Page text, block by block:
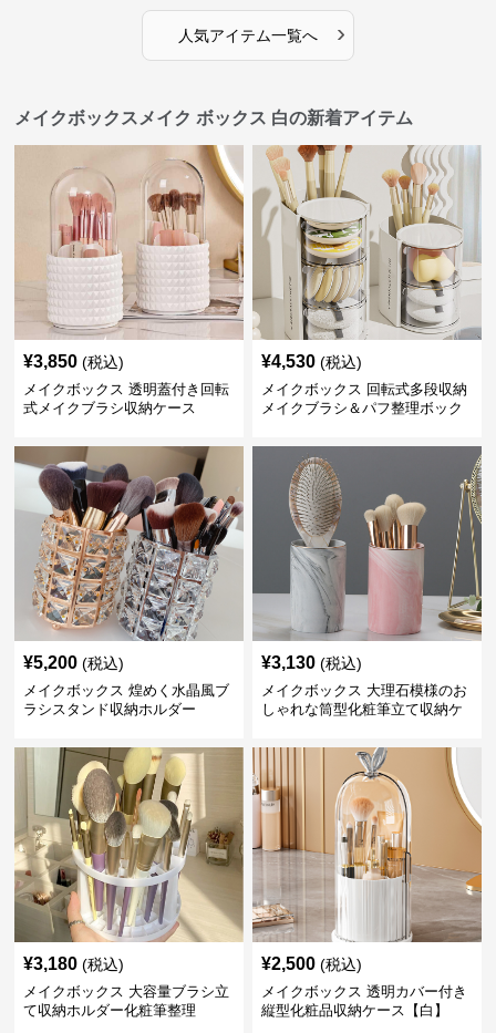
人気アイテム一覧へ ›
メイクボックスメイク ボックス 白の新着アイテム
¥3,850 (税込)
メイクボックス 透明蓋付き回転
式メイクブラシ収納ケース
¥4,530 (税込)
メイクボックス 回転式多段収納
メイクブラシ＆パフ整理ボック
¥5,200 (税込)
メイクボックス 煌めく水晶風ブ
ラシスタンド収納ホルダー
¥3,130 (税込)
メイクボックス 大理石模様のお
しゃれな筒型化粧筆立て収納ケ
¥3,180 (税込)
メイクボックス 大容量ブラシ立
て収納ホルダー化粧筆整理
¥2,500 (税込)
メイクボックス 透明カバー付き
縦型化粧品収納ケース【白】